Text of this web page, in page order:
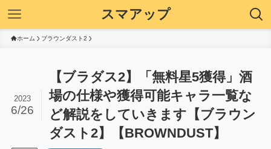
スマアップ
ホーム ブラウンダスト2
【ブラダス2】「無料星5獲得」酒
場の仕様や獲得可能キャラ一覧な
ど解説をしていきます【ブラウン
ダスト2】【BROWNDUST】
2023
6/26